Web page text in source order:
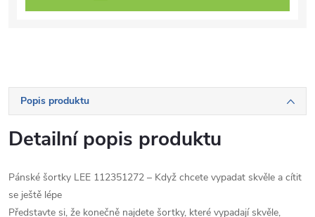
Popis produktu
Detailní popis produktu
Pánské šortky LEE 112351272 – Když chcete vypadat skvěle a cítit
se ještě lépe
Představte si, že konečně najdete šortky, které vypadají skvěle,